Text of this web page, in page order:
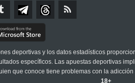
deportivas y los datos estadísticos
específicos. Las apuestas deportivas
que conoce tiene problemas con la
18+